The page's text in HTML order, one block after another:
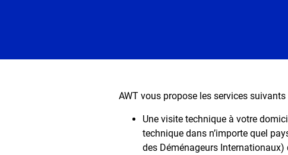
AWT vous propose les services
Une visite technique à votre
technique dans n’importe quel
des Déménageurs